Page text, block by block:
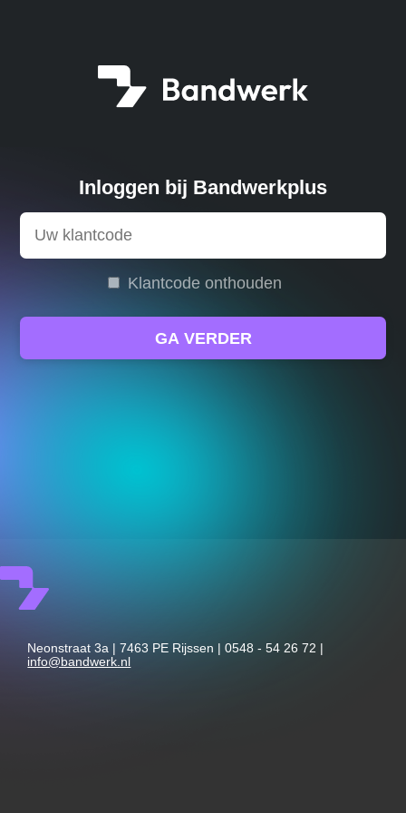
Inloggen bij Bandwerkplus
Klantcode onthouden
GA VERDER
Neonstraat 3a | 7463 PE Rijssen | 0548 - 54 26 72 |
info@bandwerk.nl